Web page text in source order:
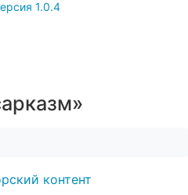
1.0.4
контент